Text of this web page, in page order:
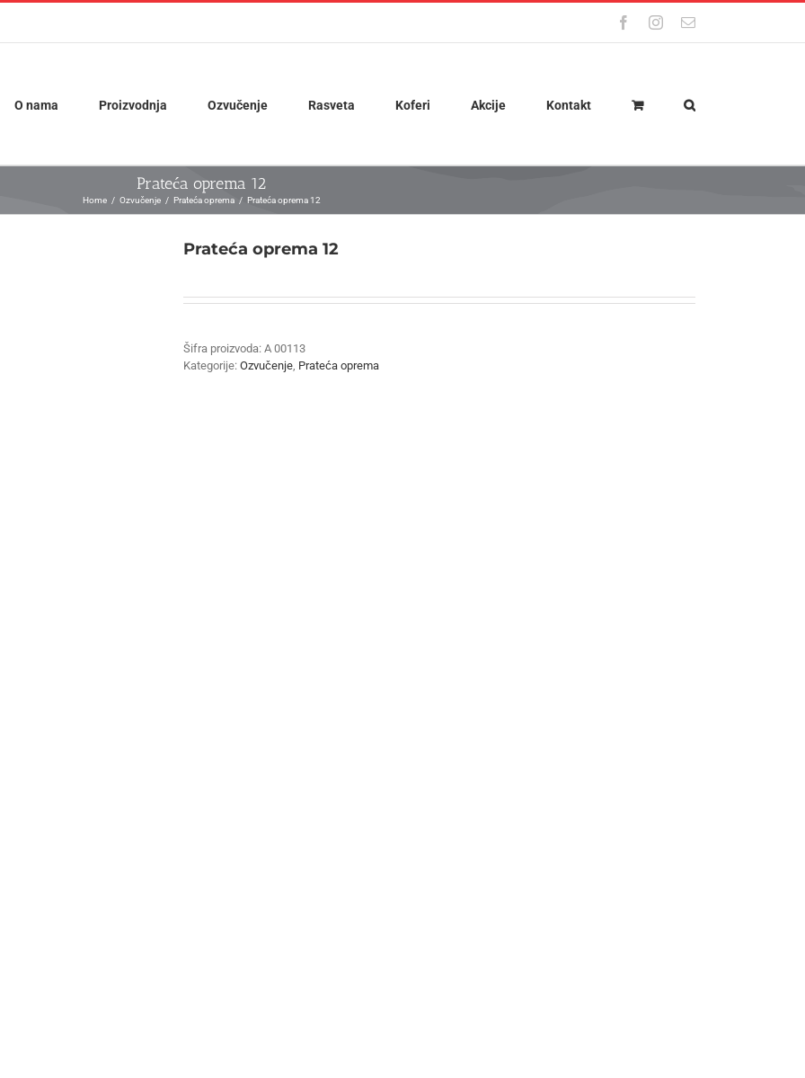
FacebookInstagram
Email
O nama Proizvodnja Ozvučenje Rasveta Koferi Akcije Kontakt
Prateća oprema 12
Home Ozvučenje Prateća oprema Prateća oprema 12
Prateća oprema 12
Šifra proizvoda: A 00113
Kategorije: Ozvučenje, Prateća oprema